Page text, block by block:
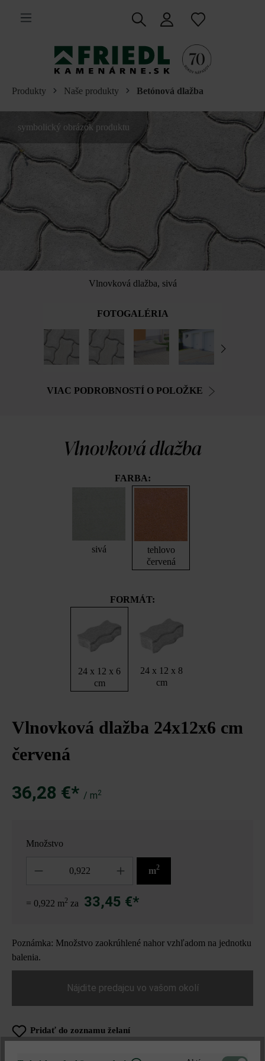
hlavný obsah
Produkty Naše produkty Betónová dlažba
Vlnovková dlažba, sivá
symbolický obrázok produktu
FOTOGALÉRIA
VIAC PODROBNOSTÍ O POLOŽKE
Vlnovková dlažba
FARBA:
sivá
tehlovo
červená
FORMÁT:
24 x 12 x 6
cm
24 x 12 x 8
cm
Vlnovková dlažba 24x12x6 cm
červená
36,28 €* / m2
Množstvo
m2
= 0,922 m2 za 33,45 €*
Poznámka: Množstvo zaokrúhlené nahor vzhľadom na jednotku
balenia.
Nájdite predajcu vo vašom okolí
Pridať do zoznamu želaní